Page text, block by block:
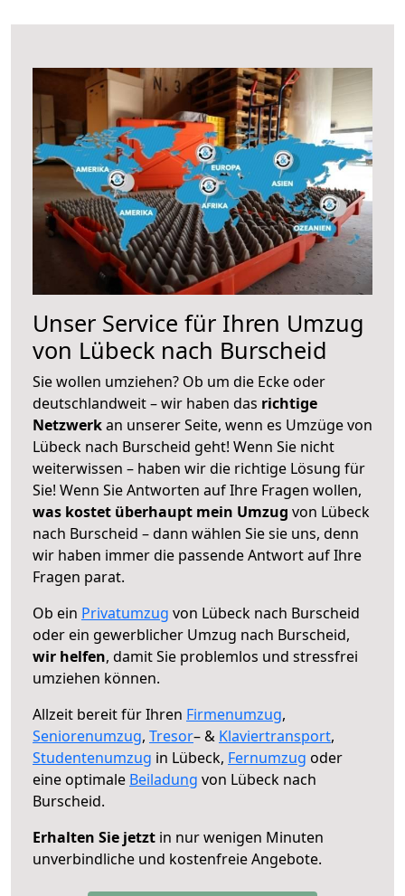
Unser Service für Ihren Umzug
von Lübeck nach Burscheid
Sie wollen umziehen? Ob um die Ecke oder
deutschlandweit – wir haben das richtige
Netzwerkan unserer Seite, wenn es Umzüge von
Lübeck nach Burscheid geht! Wenn Sie nicht
weiterwissen – haben wir die richtige Lösung für
Sie! Wenn Sie Antworten auf Ihre Fragen wollen,
was kostet überhaupt mein Umzug von Lübeck
nach Burscheid – dann wählen Sie sie uns, denn
wir haben immer die passende Antwort auf Ihre
Fragen parat.
Ob ein Privatumzug von Lübeck nach Burscheid
oder ein gewerblicher Umzug nach Burscheid,
wir helfen, damit Sie problemlos und stressfrei
umziehen können.
Allzeit bereit für Ihren Firmenumzug,
Seniorenumzug, Tresor– & Klaviertransport,
Studentenumzug in Lübeck, Fernumzug oder
eine optimale Beiladung von Lübeck nach
Burscheid.
Erhalten Sie jetzt in nur wenigen Minuten
unverbindliche und kostenfreie Angebote.